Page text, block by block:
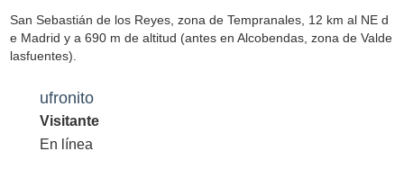
San Sebastián de los Reyes, zona de Tempranales, 12 km al NE d
e Madrid y a 690 m de altitud (antes en Alcobendas, zona de Valde
lasfuentes).
ufronito
Visitante
En línea